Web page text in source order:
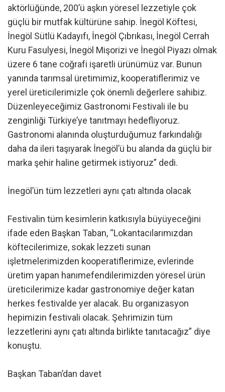
aktörlüğünde, 200’ü aşkın yöresel lezzetiyle çok
güçlü bir mutfak kültürüne sahip. İnegöl Köftesi,
İnegöl Sütlü Kadayıfı, İnegöl Çıbrıkası, İnegöl Cerrah
Kuru Fasulyesi, İnegöl Mişorizi ve İnegöl Piyazı olmak
üzere 6 tane coğrafi işaretli ürünümüz var. Bunun
yanında tarımsal üretimimiz, kooperatiflerimiz ve
yerel üreticilerimizle çok önemli değerlere sahibiz.
Düzenleyeceğimiz Gastronomi Festivali ile bu
zenginliği Türkiye’ye tanıtmayı hedefliyoruz.
Gastronomi alanında oluşturduğumuz farkındalığı
daha da ileri taşıyarak İnegöl’ü bu alanda da güçlü bir
marka şehir haline getirmek istiyoruz” dedi.
İnegöl’ün tüm lezzetleri aynı çatı altında olacak
Festivalin tüm kesimlerin katkısıyla büyüyeceğini
ifade eden Başkan Taban, “Lokantacılarımızdan
köftecilerimize, sokak lezzeti sunan
işletmelerimizden kooperatiflerimize, evlerinde
üretim yapan hanımefendilerimizden yöresel ürün
üreticilerimize kadar gastronomiye değer katan
herkes festivalde yer alacak. Bu organizasyon
hepimizin festivali olacak. Şehrimizin tüm
lezzetlerini aynı çatı altında birlikte tanıtacağız” diye
konuştu.
Başkan Taban’dan davet